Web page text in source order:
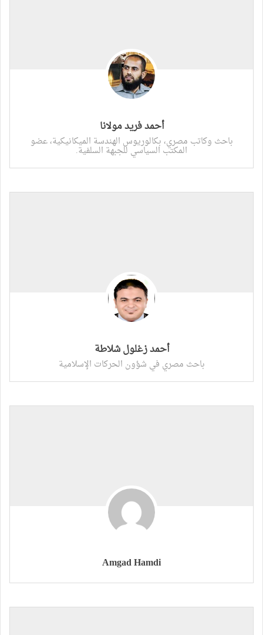
أحمد فريد مولانا
باحث وكاتب مصري، بكالوريوس الهندسة الميكانيكية، عضو
المكتب السياسي للجبهة السلفية.
أحمد زغلول شلاطة
باحث مصري في شؤون الحركات الإسلامية
Amgad Hamdi